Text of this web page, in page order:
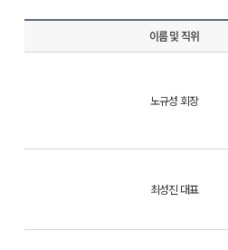
이름 및 직위
노규성 회장
최성진 대표